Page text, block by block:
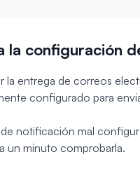
la configuración
la entrega de correos
configurado para
notificación mal
un minuto comprobarla.